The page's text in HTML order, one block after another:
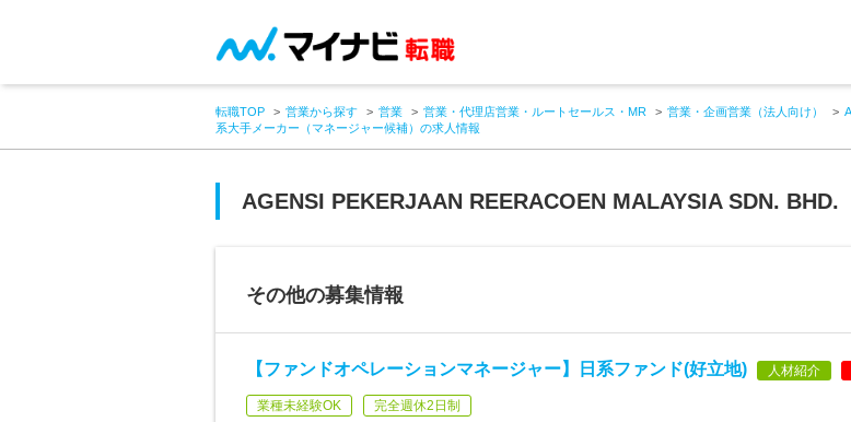
転職TOP 営業から探す 営業 営業・代理店営業・ルートセールス・MR 営業・企画営業（法人向け）
系大手メーカー（マネージャー候補）の求人情報
AGENSI PEKERJAAN REERACOEN MALAYSIA SDN. BHD.
その他の募集情報
【ファンドオペレーションマネージャー】日系ファンド(好立地) 人材紹介
業種未経験OK 完全週休2日制